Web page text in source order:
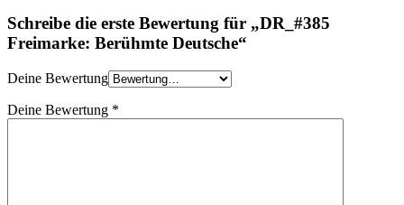
Schreibe die erste Bewertung für „DR_#385
Freimarke: Berühmte Deutsche“
Deine Bewertung
Deine Bewertung *